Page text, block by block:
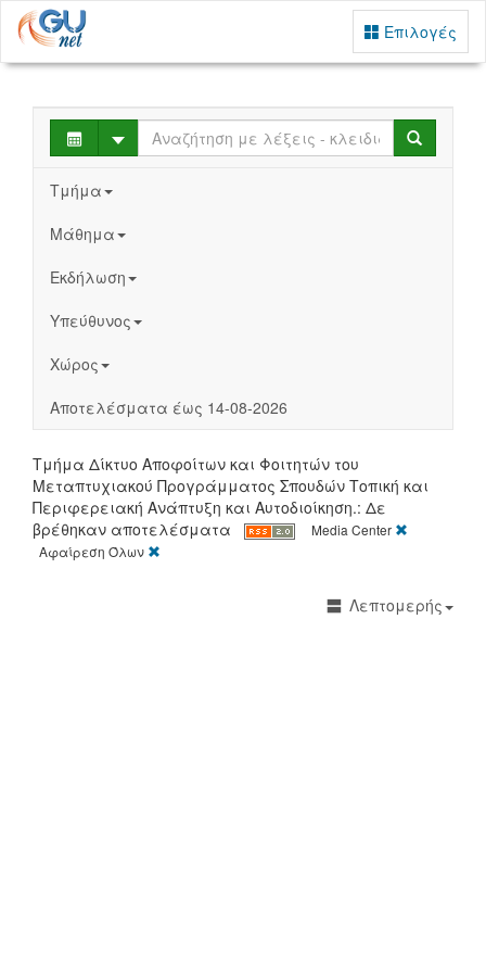
Επιλογές
Select Search
Τμήμα
Μάθημα
Εκδήλωση
Υπεύθυνος
Χώρος
Αποτελέσματα έως 14-08-2026
Τμήμα Δίκτυο Αποφοίτων και Φοιτητών του
Μεταπτυχιακού Προγράμματος Σπουδών Τοπική και
Περιφερειακή Ανάπτυξη και Αυτοδιοίκηση.: Δε
βρέθηκαν αποτελέσματα
Media Center
Αφαίρεση Όλων
Λεπτομερής